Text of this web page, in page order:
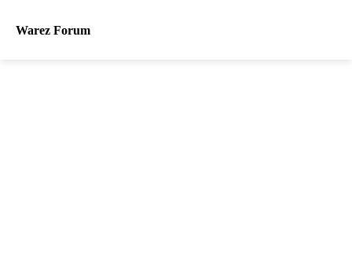
Warez Forum